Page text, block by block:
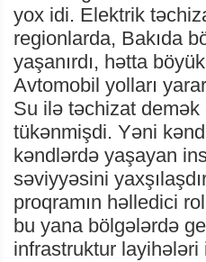
yox idi. Elektrik
regionlarda, Bakıda
yaşanırdı, hətta
Avtomobil yolları
Su ilə təchizat
tükənmişdi. Yəni
kəndlərdə yaşayan
səviyyəsini
proqramın həlledici
bu yana bölgələrdə
infrastruktur layihələri